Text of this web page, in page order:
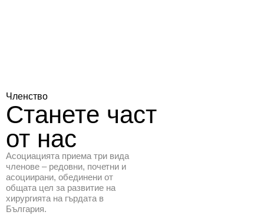
Членство
Станете част
от нас
Асоциацията приема три вида
членове – редовни, почетни и
асоциирани, обединени от
общата цел за развитие на
хирургията на гърдата в
България.